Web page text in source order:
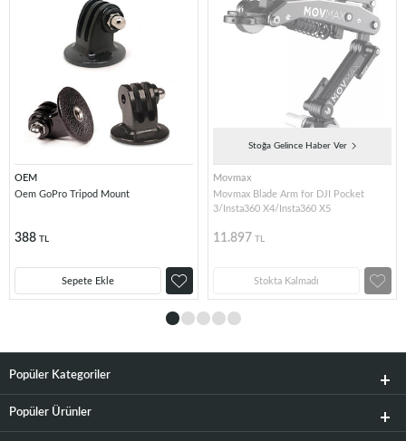
OEM
Oem GoPro Tripod Mount
388 TL
Sepete Ekle
Stoğa Gelince Haber Ver
Movmax
Movmax Blade Arm for DJI Pocket
3/Insta360 X4/Insta360 X5
11.897 TL
Stokta Kalmadı
Popüler Kategoriler
Popüler Ürünler